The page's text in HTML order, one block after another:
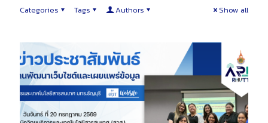
Categories Tags Authors Show all